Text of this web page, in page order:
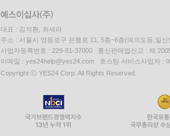
대표 : 김석환, 최세라
주소 : 서울시 영등포구 은행로 11, 5층~6층(여의도동,일신
사업자등록번호 : 229-81-37000 통신판매업신고 : 제
이메일 : yes24help@yes24.com 호스팅 서비스사업자 :
Copyright ⓒ YES24 Corp. All Rights Reserved.